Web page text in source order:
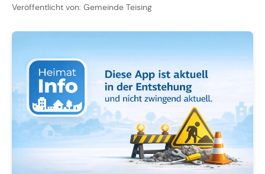
Veröffentlicht von: Gemeinde Teising